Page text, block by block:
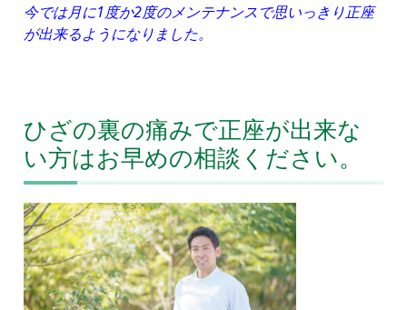
今では月に1度か2度のメンテナンスで思いっきり正座
が出来るようになりました。
ひざの裏の痛みで正座が出来な
い方はお早めの相談ください。